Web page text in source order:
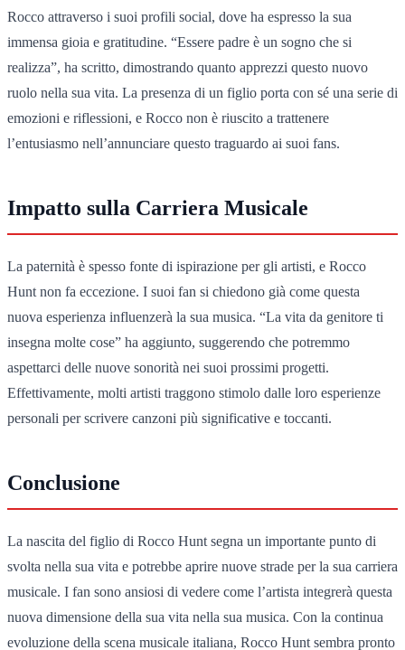
Rocco attraverso i suoi profili social, dove ha espresso la sua
immensa gioia e gratitudine. “Essere padre è un sogno che si
realizza”, ha scritto, dimostrando quanto apprezzi questo nuovo
ruolo nella sua vita. La presenza di un figlio porta con sé una serie di
emozioni e riflessioni, e Rocco non è riuscito a trattenere
l’entusiasmo nell’annunciare questo traguardo ai suoi fans.
Impatto sulla Carriera Musicale
La paternità è spesso fonte di ispirazione per gli artisti, e Rocco
Hunt non fa eccezione. I suoi fan si chiedono già come questa
nuova esperienza influenzerà la sua musica. “La vita da genitore ti
insegna molte cose” ha aggiunto, suggerendo che potremmo
aspettarci delle nuove sonorità nei suoi prossimi progetti.
Effettivamente, molti artisti traggono stimolo dalle loro esperienze
personali per scrivere canzoni più significative e toccanti.
Conclusione
La nascita del figlio di Rocco Hunt segna un importante punto di
svolta nella sua vita e potrebbe aprire nuove strade per la sua carriera
musicale. I fan sono ansiosi di vedere come l’artista integrerà questa
nuova dimensione della sua vita nella sua musica. Con la continua
evoluzione della scena musicale italiana, Rocco Hunt sembra pronto